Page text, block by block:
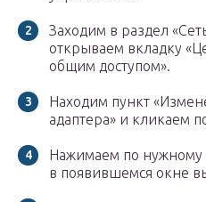
Заходим в раздел
открываем вкладку
общим доступом».
Находим пункт
адаптера» и кликаем
Нажимаем по нужному
в появившемся окне